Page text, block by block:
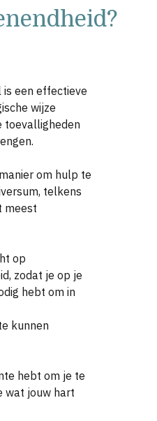
is een effectieve
wijze
toevalligheden
om hulp te
telkens
meest
op
zodat je op je
hebt om in
kunnen
hebt om je te
wat jouw hart